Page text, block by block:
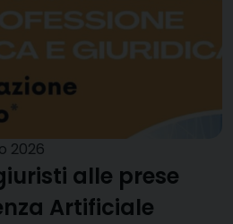
2026
alle prese
Artificiale